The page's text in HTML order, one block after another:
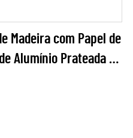
Madeira com Papel de
Alumínio Prateada –